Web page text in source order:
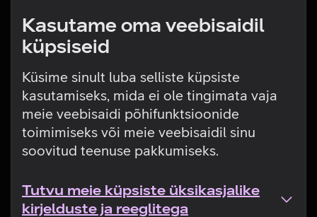
Kasutame oma veebisaidil
küpsiseid
Küsime sinult luba selliste küpsiste
kasutamiseks, mida ei ole tingimata vaja
meie veebisaidi põhifunktsioonide
toimimiseks või meie veebisaidil sinu
soovitud teenuse pakkumiseks.
Tutvu meie küpsiste üksikasjalike
kirjelduste ja reeglitega
Tehniline viga